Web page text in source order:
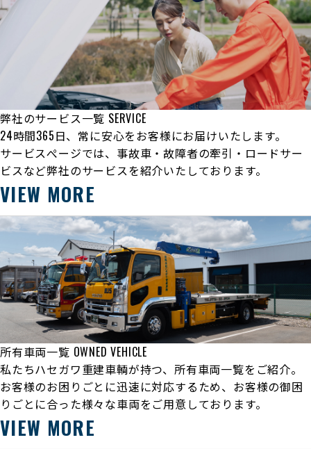
弊社のサービス一覧 SERVICE
24時間365日、常に安心をお客様にお届けいたします。
サービスぺージでは、事故車・故障者の牽引・ロードサー
ビスなど弊社のサービスを紹介いたしております。
VIEW MORE
所有車両一覧 OWNED VEHICLE
私たちハセガワ重建車輌が持つ、所有車両一覧をご紹介。
お客様のお困りごとに迅速に対応するため、お客様の御困
りごとに合った様々な車両をご用意しております。
VIEW MORE